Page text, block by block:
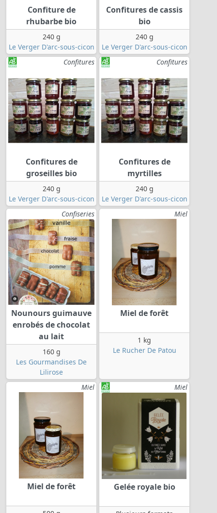
Confiture de
rhubarbe bio
240 g
Le Verger D'arc-sous-cicon
Confitures de cassis
bio
240 g
Le Verger D'arc-sous-cicon
Confitures
Confitures de
groseilles bio
240 g
Le Verger D'arc-sous-cicon
Confitures
Confitures de
myrtilles
240 g
Le Verger D'arc-sous-cicon
Confiseries
Nounours guimauve
enrobés de chocolat
au lait
160 g
Les Gourmandises De
Lilirose
Miel
Miel de forêt
1 kg
Le Rucher De Patou
Miel
Miel de forêt
Miel
Gelée royale bio